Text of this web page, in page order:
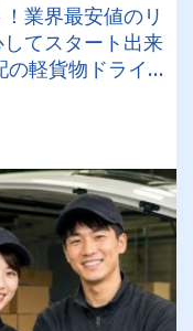
業界最安値のリ
てスタート出来
の軽貨物ドライ
っかり稼いで生
リアアップも